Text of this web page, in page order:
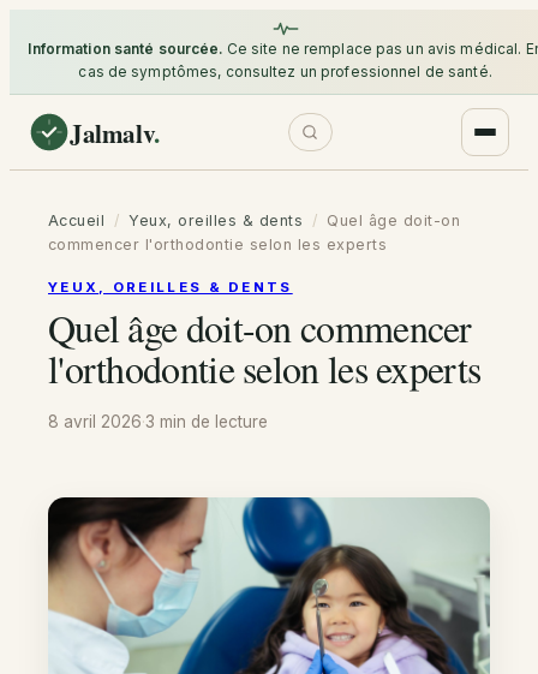
Information santé sourcée. Ce site ne remplace pas un avis médical.
cas de symptômes, consultez un professionnel de santé.
Jalmalv.
Accueil / Yeux, oreilles & dents / Quel âge doit-on
commencer l'orthodontie selon les experts
YEUX, OREILLES & DENTS
Quel âge doit-on commencer
l'orthodontie selon les experts
8 avril 2026·3 min de lecture